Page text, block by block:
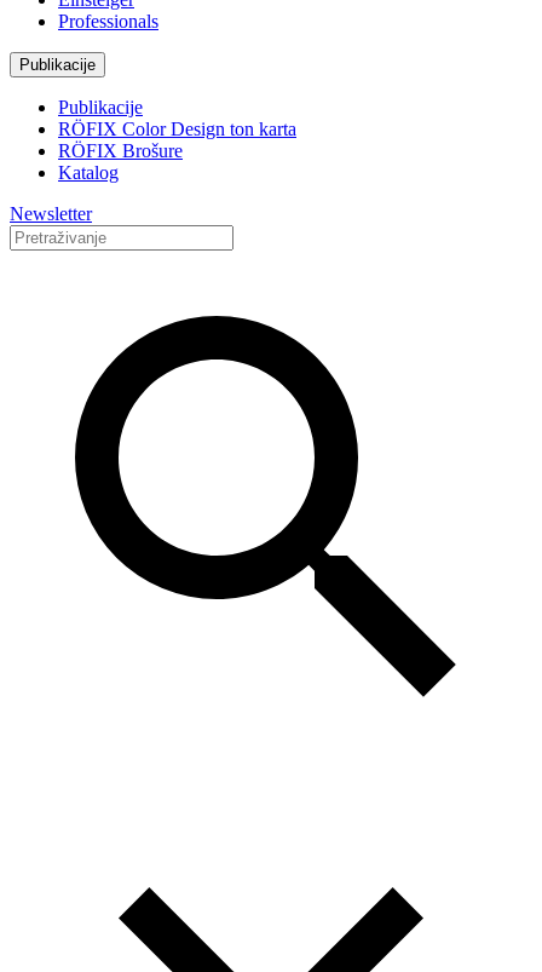
Professionals
Publikacije
Publikacije
RÖFIX Color Design ton karta
RÖFIX Brošure
Katalog
Newsletter